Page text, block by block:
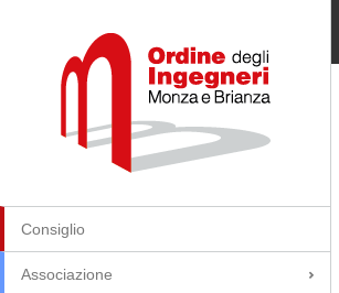
Consiglio
Associazione